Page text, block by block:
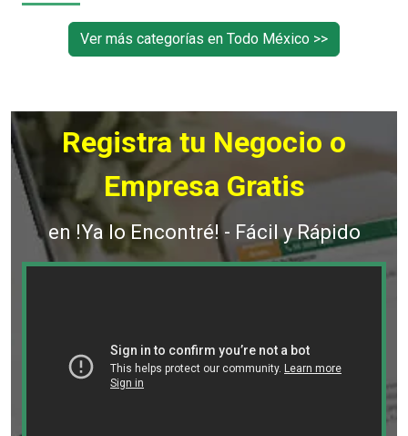
Ver más categorías en Todo México >>
Registra tu Negocio o
Empresa Gratis
en !Ya lo Encontré! - Fácil y Rápido